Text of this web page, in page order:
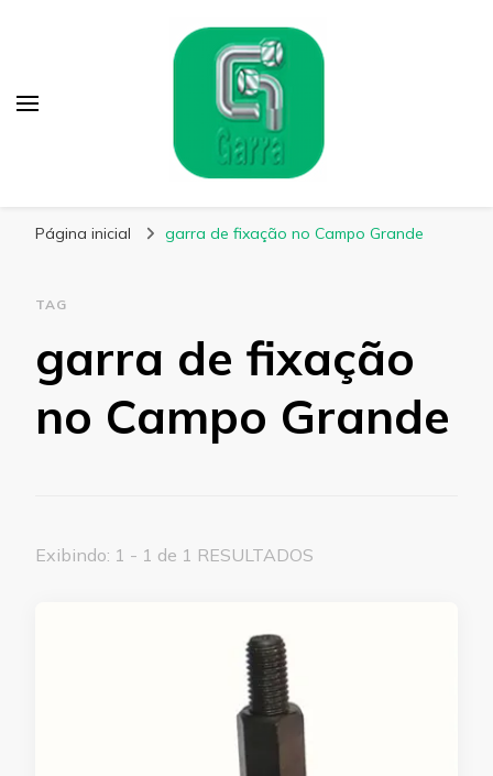
Página inicial garra de fixação no Campo Grande
TAG
garra de fixação
no Campo Grande
Exibindo: 1 - 1 de 1 RESULTADOS